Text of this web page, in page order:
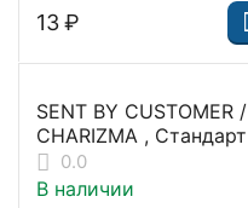
‍13‍ ₽
SENT BY CUSTOMER /
CHARIZMA , Стандарт
0.0
В наличии